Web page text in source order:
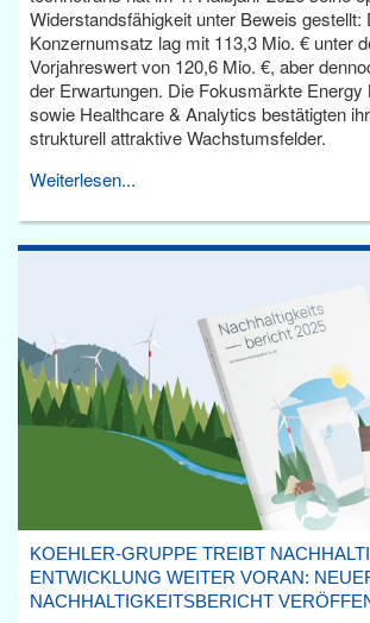
Widerstandsfähigkeit unter Beweis gestellt:
Konzernumsatz lag mit 113,3 Mio. € unter
Vorjahreswert von 120,6 Mio. €, aber
der Erwartungen. Die Fokusmärkte Energy
sowie Healthcare & Analytics bestätigten
strukturell attraktive Wachstumsfelder.
Weiterlesen...
KOEHLER-GRUPPE TREIBT
ENTWICKLUNG WEITER VORAN:
NACHHALTIGKEITSBERICHT